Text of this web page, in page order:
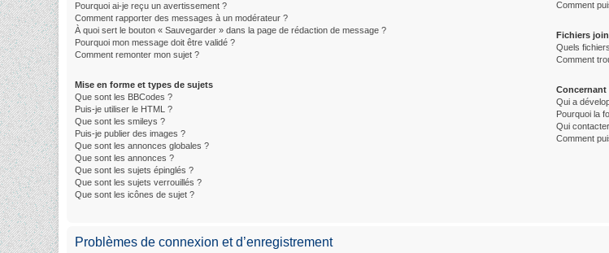
Pourquoi ai-je reçu un avertissement ?
Comment rapporter des messages à un modérateur ?
À quoi sert le bouton « Sauvegarder » dans la page de rédaction de message ?
Pourquoi mon message doit être validé ?
Comment remonter mon sujet ?
Mise en forme et types de sujets
Que sont les BBCodes ?
Puis-je utiliser le HTML ?
Que sont les smileys ?
Puis-je publier des images ?
Que sont les annonces globales ?
Que sont les annonces ?
Que sont les sujets épinglés ?
Que sont les sujets verrouillés ?
Que sont les icônes de sujet ?
Comment
Fichiers
Quels
Comment
Concernant
Qui a
Pourquoi la
Qui
Comment
Problèmes de connexion et d’enregistrement